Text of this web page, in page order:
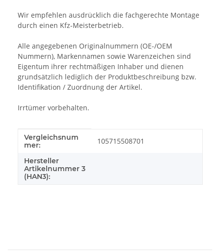
Wir empfehlen ausdrücklich die fachgerechte Montage
durch einen Kfz-Meisterbetrieb.
Alle angegebenen Originalnummern (OE-/OEM
Nummern), Markennamen sowie Warenzeichen sind
Eigentum ihrer rechtmäßigen Inhaber und dienen
grundsätzlich lediglich der Produktbeschreibung bzw.
Identifikation / Zuordnung der Artikel.
Irrtümer vorbehalten.
Produkteigenschaft
Wert
Vergleichsnum
mer:
105715508701
Hersteller
Artikelnummer 3
(HAN3):